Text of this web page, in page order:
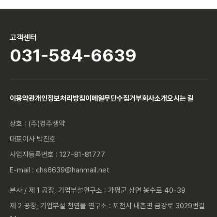
이용약관개인정보처리방침이메일무단수집거부회사소개오시는 길
상호 : (주)경주생약
대표이사 박진호
사업자등록번호 : 127-81-81777
E-mail : chs6639@hanmail.net
본사 / 제 1 공장, 기업부설연구소 : 가평군 상면 봉수로 40-39
제 2 공장, 기업부설 천연물 연구소 : 포천시 내촌면 금강로 3029번길
고객센터
031-584-6639